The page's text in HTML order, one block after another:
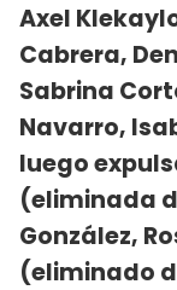
Axel
Cabrera,
Sabrina
Navarro,
luego
(eliminada
González,
(eliminado